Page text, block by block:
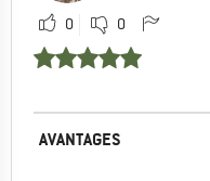
0 0
AVANTAGES